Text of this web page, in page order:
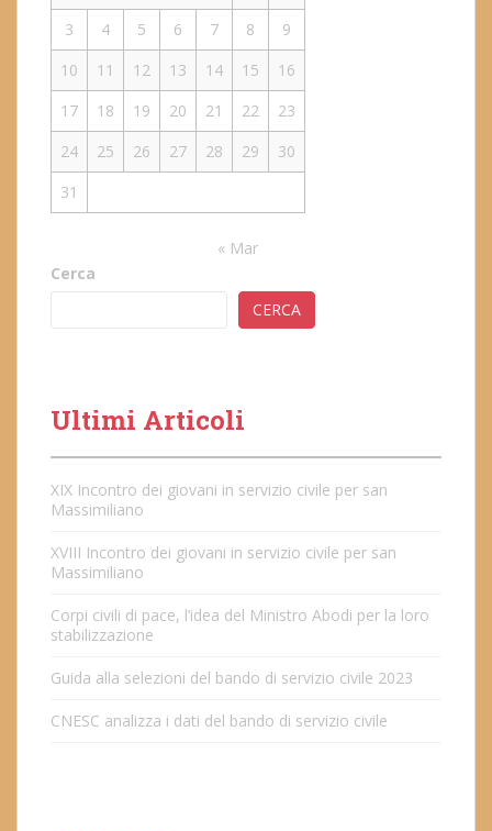
3 4 5 6 7 8
9
10
11 12 13 14 15
16
17
18 19 20 21 22
23
24
25 26 27 28 29
30
31
« Mar
Cerca
CERCA
Ultimi Articoli
XIX Incontro dei giovani in servizio civile per san
Massimiliano
XVIII Incontro dei giovani in servizio civile per san
Massimiliano
Corpi civili di pace, l’idea del Ministro Abodi per la loro
stabilizzazione
Guida alla selezioni del bando di servizio civile 2023
CNESC analizza i dati del bando di servizio civile